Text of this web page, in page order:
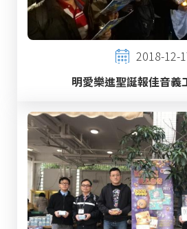
2018-12-
明愛樂進聖誕報佳音義